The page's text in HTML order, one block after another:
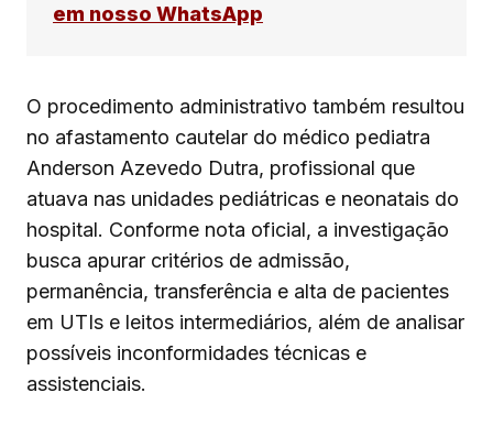
em nosso WhatsApp
O procedimento administrativo também resultou
no afastamento cautelar do médico pediatra
Anderson Azevedo Dutra, profissional que
atuava nas unidades pediátricas e neonatais do
hospital. Conforme nota oficial, a investigação
busca apurar critérios de admissão,
permanência, transferência e alta de pacientes
em UTIs e leitos intermediários, além de analisar
possíveis inconformidades técnicas e
assistenciais.